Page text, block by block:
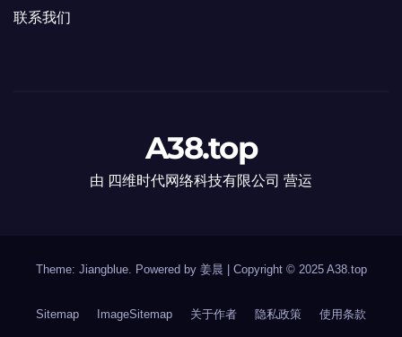
联系我们
A38.top
由 四维时代网络科技有限公司 营运
Theme: Jiangblue. Powered by 姜晨 Copyright © 2025 A38.top
Sitemap ImageSitemap 关于作者 隐私政策 使用条款